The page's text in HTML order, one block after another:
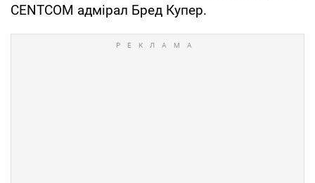
CENTCOM адмірал Бред Купер.